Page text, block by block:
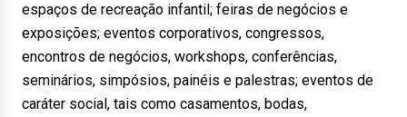
espaços de recreação infantil; feiras de negócios e
exposições; eventos corporativos, congressos,
encontros de negócios, workshops, conferências,
seminários, simpósios, painéis e palestras; eventos de
caráter social, tais como casamentos, bodas,